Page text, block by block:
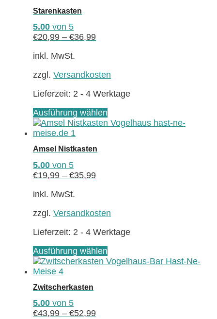
der
gewählt
werden
Starenkasten
5.00 von 5
€20,99 – €36,99
inkl. MwSt.
zzgl. Versandkosten
Lieferzeit: 2 - 4 Werktage
Ausführung wählen
Produkt
der
gewählt
werden
Amsel Nistkasten
5.00 von 5
€19,99 – €35,99
inkl. MwSt.
zzgl. Versandkosten
Lieferzeit: 2 - 4 Werktage
Ausführung wählen
Produkt
Zwitscherkasten
5.00 von 5
€43,99 – €52,99